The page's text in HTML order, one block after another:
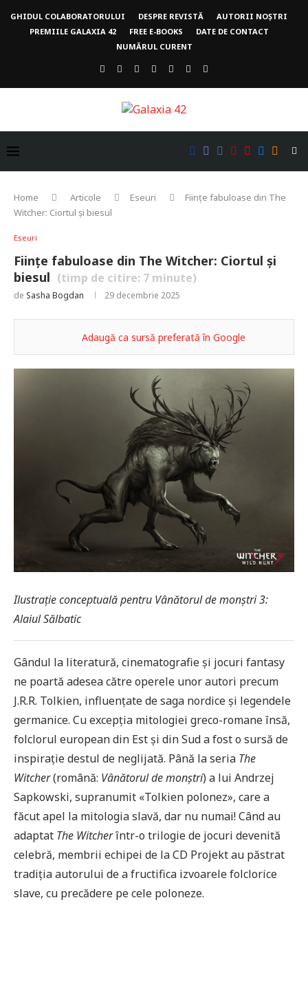
GHIDUL COLABORATORULUI DESPRE REVISTĂ
AUTORII NOȘTRI
PREMIILE GALAXIA 42
FREE E-BOOKS
DATE DE CONTACT
NUMĂRUL CURENT
Home Articole Eseuri
Ființe fabuloase din The
Witcher: Ciortul și biesul
Eseuri
Ființe fabuloase din The Witcher: Ciortul și
biesul (timp de citire: 7 minute)
de Sasha Bogdan 29 decembrie 2025
Adaugă ca sursă preferată în Google
Ilustrație conceptuală pentru Vânătorul de monștri 3:
Alaiul Sălbatic
Gândul la literatură, cinematografie și jocuri fantasy
ne poartă adesea către operele unor autori precum
J.R.R. Tolkien, influențate de saga nordice și legendele
germanice. Cu excepția mitologiei greco-romane însă,
folclorul european din Est și din Sud a fost o sursă de
inspirație destul de neglijată. Până la seria The
Witcher(română: Vânătorul de monștri) a lui Andrzej
Sapkowski, supranumit «Tolkien polonez», care a
făcut apel la mitologia slavă, dar nu numai! Când au
adaptat The Witcherîntr-o trilogie de jocuri devenită
celebră, membrii echipei de la CD Projekt au păstrat
tradiția autorului de a fructifica izvoarele folclorice
slave, cu precădere pe cele poloneze.